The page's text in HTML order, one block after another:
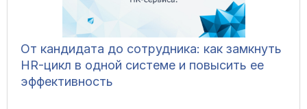
От кандидата до сотрудника: как замкнуть
HR-цикл в одной системе и повысить ее
эффективность